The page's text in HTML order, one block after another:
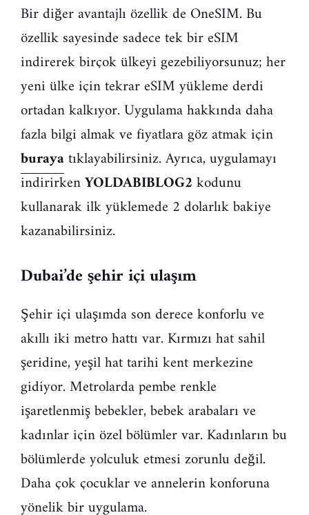
Bir diğer avantajlı özellik de OneSIM. Bu
özellik sayesinde sadece tek bir eSIM
indirerek birçok ülkeyi gezebiliyorsunuz; her
yeni ülke için tekrar eSIM yükleme derdi
ortadan kalkıyor. Uygulama hakkında daha
fazla bilgi almak ve fiyatlara göz atmak için
burayatıklayabilirsiniz. Ayrıca, uygulamayı
indirirkenYOLDABIBLOG2kodunu
kullanarak ilk yüklemede 2 dolarlık bakiye
kazanabilirsiniz.
Dubai’de şehir içi ulaşım
Şehir içi ulaşımda son derece konforlu ve
akıllı iki metro hattı var. Kırmızı hat sahil
şeridine, yeşil hat tarihi kent merkezine
gidiyor. Metrolarda pembe renkle
işaretlenmiş bebekler, bebek arabaları ve
kadınlar için özel bölümler var. Kadınların bu
bölümlerde yolculuk etmesi zorunlu değil.
Daha çok çocuklar ve annelerin konforuna
yönelik bir uygulama.